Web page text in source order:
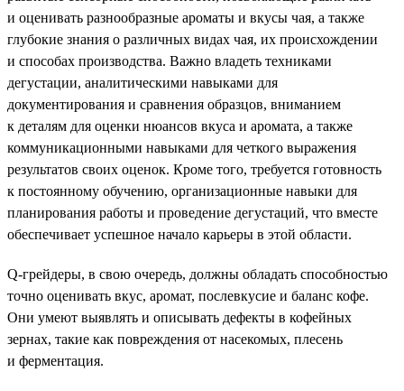
и оценивать разнообразные ароматы и вкусы чая, а также
глубокие знания о различных видах чая, их происхождении
и способах производства. Важно владеть техниками
дегустации, аналитическими навыками для
документирования и сравнения образцов, вниманием
к деталям для оценки нюансов вкуса и аромата, а также
коммуникационными навыками для четкого выражения
результатов своих оценок. Кроме того, требуется готовность
к постоянному обучению, организационные навыки для
планирования работы и проведение дегустаций, что вместе
обеспечивает успешное начало карьеры в этой области.
Q-грейдеры, в свою очередь, должны обладать способностью
точно оценивать вкус, аромат, послевкусие и баланс кофе.
Они умеют выявлять и описывать дефекты в кофейных
зернах, такие как повреждения от насекомых, плесень
и ферментация.